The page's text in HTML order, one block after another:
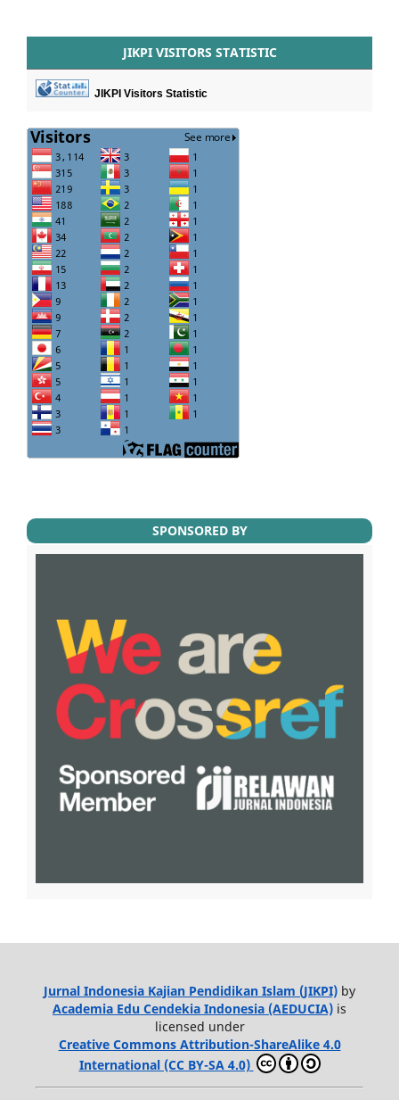
JIKPI VISITORS STATISTIC
JIKPI Visitors Statistic
SPONSORED BY
Jurnal Indonesia Kajian Pendidikan Islam (JIKPI) by
Academia Edu Cendekia Indonesia (AEDUCIA) is
licensed under
Creative Commons Attribution-ShareAlike 4.0
International (CC BY-SA 4.0)